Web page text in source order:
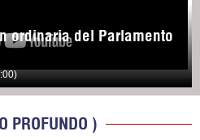
ordinaria del Parlamento
PROFUNDO )